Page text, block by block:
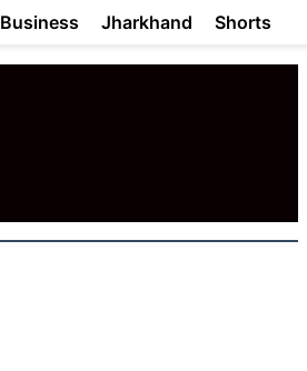
Business Jharkhand Shorts